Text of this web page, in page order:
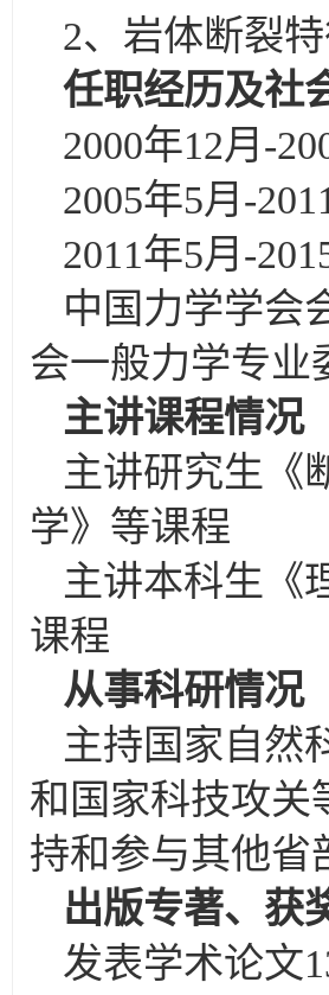
2、岩体断裂
任职经历及社
2000年12月-
2005年5月-
2011年5月-
中国力学学会
会一般力学专业
主讲课程情况
主讲研究生《
学》等课程
主讲本科生《
课程
从事科研情况
主持国家自然
和国家科技攻关
持和参与其他省
出版专著、获
发表学术论文